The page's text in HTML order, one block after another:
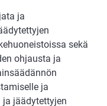
ja
sekä
ohjausta ja
ja
ja jäädytettyjen